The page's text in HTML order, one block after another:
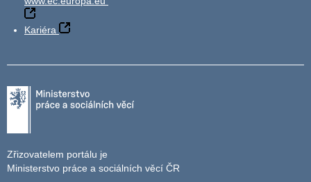
Kariéra
Zřizovatelem portálu je
Ministerstvo práce a sociálních věcí ČR